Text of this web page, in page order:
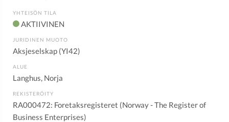
YHTEISÖN TILA
AKTIIVINEN
JURIDINEN MUOTO
Aksjeselskap (YI42)
ALUE
Langhus, Norja
REKISTERÖITY
RA000472: Foretaksregisteret (Norway - The Register of
Business Enterprises)